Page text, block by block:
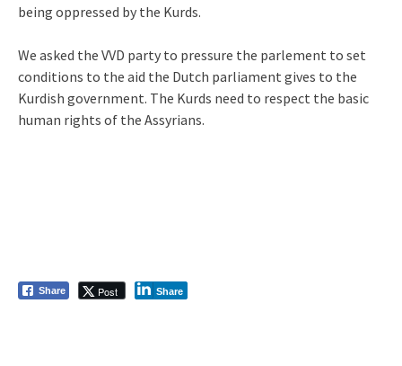
being oppressed by the Kurds.
We asked the VVD party to pressure the parlement to set
conditions to the aid the Dutch parliament gives to the
Kurdish government. The Kurds need to respect the basic
human rights of the Assyrians.
Share Post Share